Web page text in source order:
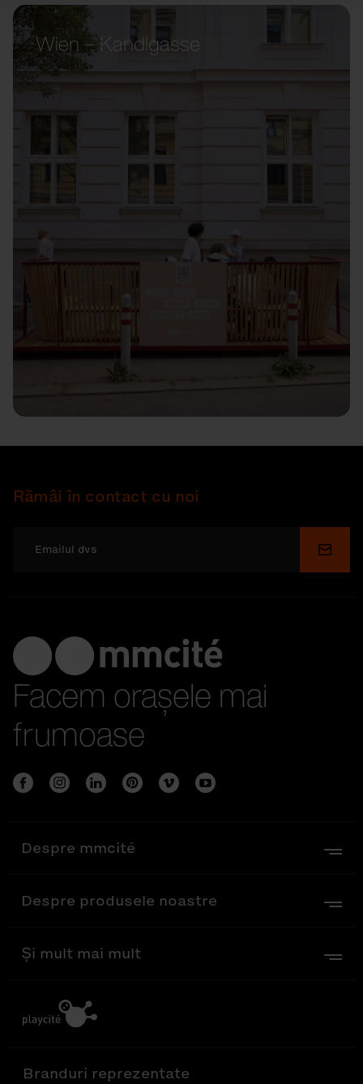
Wien – Kandlgasse
Rămâi în contact cu noi
Facem orașele mai
frumoase
Despre mmcité
Despre produsele noastre
Și mult mai mult
Branduri reprezentate